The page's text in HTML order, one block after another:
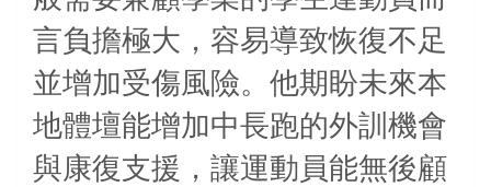
言負擔極大，容易導致恢復不足
並增加受傷風險。他期盼未來本
地體壇能增加中長跑的外訓機會
與康復支援，讓運動員能無後顧